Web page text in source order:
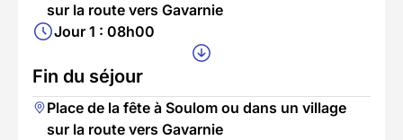
sur la route vers Gavarnie
Jour 1 : 08h00
Fin du séjour
Place de la fête à Soulom ou dans un village
sur la route vers Gavarnie